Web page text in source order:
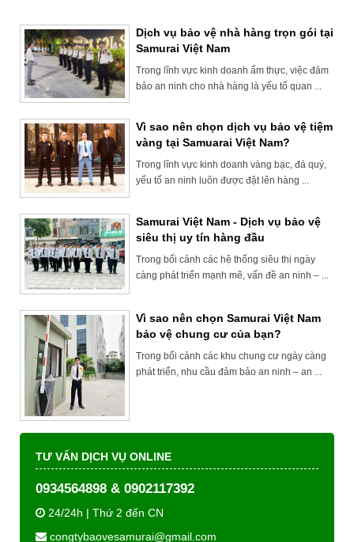
Dịch vụ bảo vệ nhà hàng trọn gói tại
Samurai Việt Nam
Trong lĩnh vực kinh doanh ẩm thực, việc đảm
bảo an ninh cho nhà hàng là yếu tố quan ...
Vì sao nên chọn dịch vụ bảo vệ tiệm
vàng tại Samuarai Việt Nam?
Trong lĩnh vực kinh doanh vàng bạc, đá quý,
yếu tố an ninh luôn được đặt lên hàng ...
Samurai Việt Nam - Dịch vụ bảo vệ
siêu thị uy tín hàng đầu
Trong bối cảnh các hệ thống siêu thị ngày
càng phát triển mạnh mẽ, vấn đề an ninh – ...
Vì sao nên chọn Samurai Việt Nam
bảo vệ chung cư của bạn?
Trong bối cảnh các khu chung cư ngày càng
phát triển, nhu cầu đảm bảo an ninh – an ...
TƯ VẤN DỊCH VỤ ONLINE
0934564898 & 0902117392
24/24h | Thứ 2 đến CN
congtybaovesamurai@gmail.com